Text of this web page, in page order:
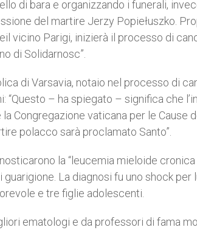
di bara e organizzando i funerali,
del martire Jerzy Popiełuszko.
vicino Parigi, inizierà il processo di
di Solidarnosc”.
di Varsavia, notaio nel processo di
“Questo – ha spiegato – significa che
Congregazione vaticana per le Cause
polacco sarà proclamato Santo”.
la “leucemia mieloide cronica
La diagnosi fu uno shock per
e tre figlie adolescenti.
ematologi e da professori di fama